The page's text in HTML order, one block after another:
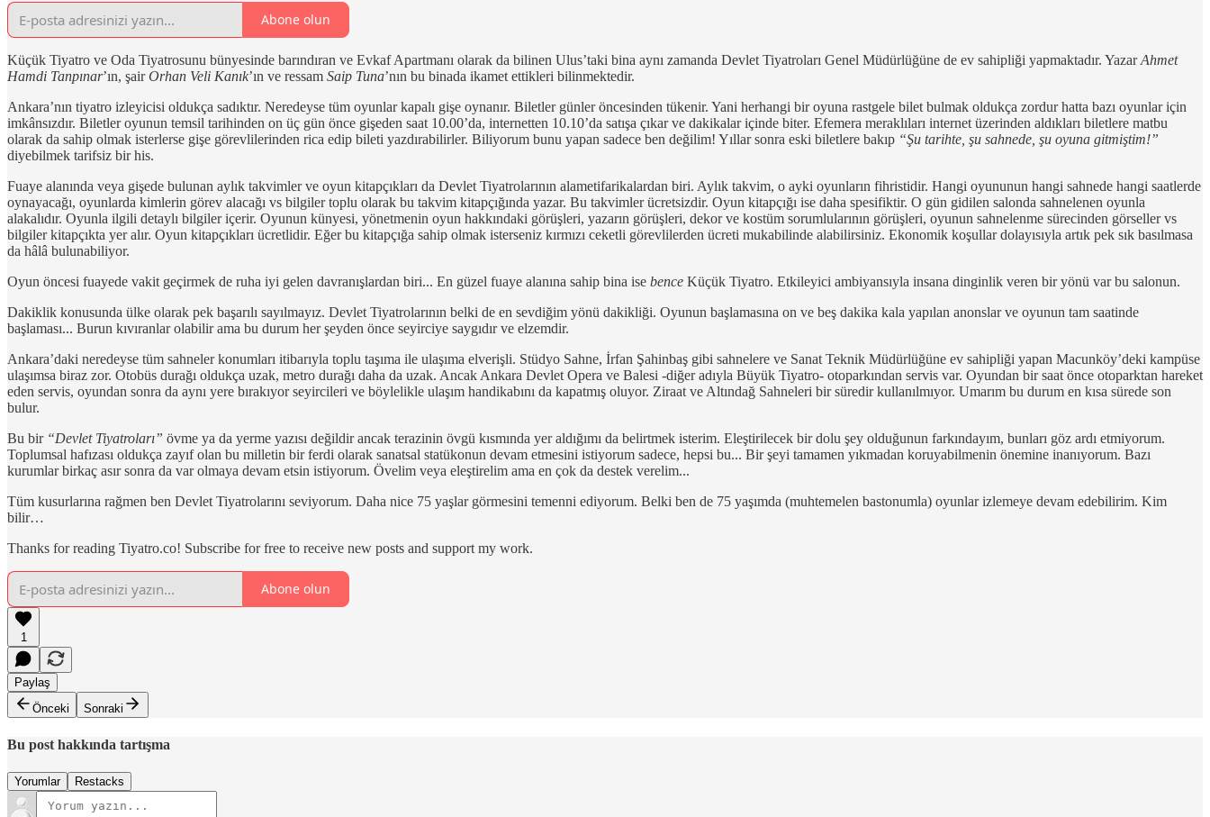
Abone olun
Küçük Tiyatro ve Oda Tiyatrosunu bünyesinde barındıran ve Evkaf Apartmanı olarak da bilinen Ulus’taki bina aynı zamanda Devlet Tiyatroları Genel Müdürlüğüne de ev sahipliği yapmaktadır. YazarAhmet
Hamdi Tanpınar’ın, şairOrhan Veli Kanık’ın ve ressam Saip Tuna’nın bu binada ikamet ettikleri bilinmektedir.
Ankara’nın tiyatro izleyicisi oldukça sadıktır. Neredeyse tüm oyunlar kapalı gişe oynanır. Biletler günler öncesinden tükenir. Yani herhangi bir oyuna rastgele bilet bulmak oldukça zordur hatta bazı oyunlar için
imkânsızdır. Biletler oyunun temsil tarihinden on üç gün önce gişeden saat 10.00’da, internetten 10.10’da satışa çıkar ve dakikalar içinde biter. Efemera meraklıları internet üzerinden aldıkları biletlere matbu
olarak da sahip olmak isterlerse gişe görevlilerinden rica edip bileti yazdırabilirler. Biliyorum bunu yapan sadece ben değilim! Yıllar sonra eski biletlere bakıp “Şu tarihte, şu sahnede, şu oyuna gitmiştim!”
diyebilmek tarifsiz bir his.
Fuaye alanında veya gişede bulunan aylık takvimler ve oyun kitapçıkları da Devlet Tiyatrolarının alametifarikalardan biri. Aylık takvim, o ayki oyunların fihristidir. Hangi oyununun hangi sahnede hangi saatlerde
oynayacağı, oyunlarda kimlerin görev alacağı vs bilgiler toplu olarak bu takvim kitapçığında yazar. Bu takvimler ücretsizdir. Oyun kitapçığı ise daha spesifiktir. O gün gidilen salonda sahnelenen oyunla
alakalıdır. Oyunla ilgili detaylı bilgiler içerir. Oyunun künyesi, yönetmenin oyun hakkındaki görüşleri, yazarın görüşleri, dekor ve kostüm sorumlularının görüşleri, oyunun sahnelenme sürecinden görseller vs
bilgiler kitapçıkta yer alır. Oyun kitapçıkları ücretlidir. Eğer bu kitapçığa sahip olmak isterseniz kırmızı ceketli görevlilerden ücreti mukabilinde alabilirsiniz. Ekonomik koşullar dolayısıyla artık pek sık basılmasa
da hâlâ bulunabiliyor.
Oyun öncesi fuayede vakit geçirmek de ruha iyi gelen davranışlardan biri... En güzel fuaye alanına sahip bina ise bence Küçük Tiyatro. Etkileyici ambiyansıyla insana dinginlik veren bir yönü var bu salonun.
Dakiklik konusunda ülke olarak pek başarılı sayılmayız. Devlet Tiyatrolarının belki de en sevdiğim yönü dakikliği. Oyunun başlamasına on ve beş dakika kala yapılan anonslar ve oyunun tam saatinde
başlaması... Burun kıvıranlar olabilir ama bu durum her şeyden önce seyirciye saygıdır ve elzemdir.
Ankara’daki neredeyse tüm sahneler konumları itibarıyla toplu taşıma ile ulaşıma elverişli. Stüdyo Sahne, İrfan Şahinbaş gibi sahnelere ve Sanat Teknik Müdürlüğüne ev sahipliği yapan Macunköy’deki kampüse
ulaşımsa biraz zor. Otobüs durağı oldukça uzak, metro durağı daha da uzak. Ancak Ankara Devlet Opera ve Balesi -diğer adıyla Büyük Tiyatro- otoparkından servis var. Oyundan bir saat önce otoparktan hareket
eden servis, oyundan sonra da aynı yere bırakıyor seyircileri ve böylelikle ulaşım handikabını da kapatmış oluyor. Ziraat ve Altındağ Sahneleri bir süredir kullanılmıyor. Umarım bu durum en kısa sürede son
bulur.
Bu bir “Devlet Tiyatroları” övme ya da yerme yazısı değildir ancak terazinin övgü kısmında yer aldığımı da belirtmek isterim. Eleştirilecek bir dolu şey olduğunun farkındayım, bunları göz ardı etmiyorum.
Toplumsal hafızası oldukça zayıf olan bu milletin bir ferdi olarak sanatsal statükonun devam etmesini istiyorum sadece, hepsi bu... Bir şeyi tamamen yıkmadan koruyabilmenin önemine inanıyorum. Bazı
kurumlar birkaç asır sonra da var olmaya devam etsin istiyorum. Övelim veya eleştirelim ama en çok da destek verelim...
Tüm kusurlarına rağmen ben Devlet Tiyatrolarını seviyorum. Daha nice 75 yaşlar görmesini temenni ediyorum. Belki ben de 75 yaşımda (muhtemelen bastonumla) oyunlar izlemeye devam edebilirim. Kim
bilir…
Thanks for reading Tiyatro.co! Subscribe for free to receive new posts and support my work.
Abone olun
1
Paylaş
Önceki
Sonraki
Bu post hakkında tartışma
Yorumlar Restacks